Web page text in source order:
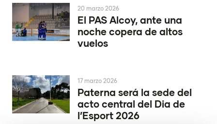
El PAS Alcoy, ante una
noche copera de altos
vuelos
20 marzo 2026
Paterna será la sede del
acto central del Dia de
l’Esport 2026
17 marzo 2026